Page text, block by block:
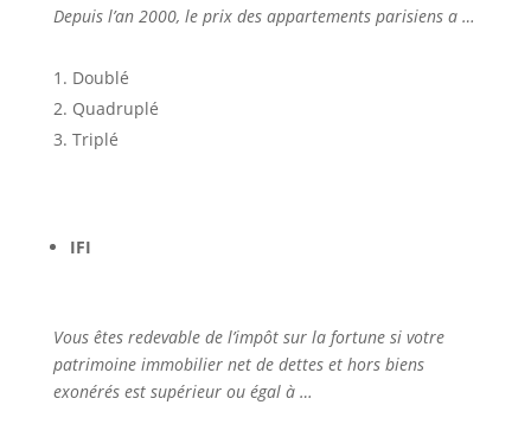
Depuis l’an 2000, le prix des appartements parisiens a …
Doublé
Quadruplé
Triplé
IFI
Vous êtes redevable de l’impôt sur la fortune si votre
patrimoine immobilier net de dettes et hors biens
exonérés est supérieur ou égal à …